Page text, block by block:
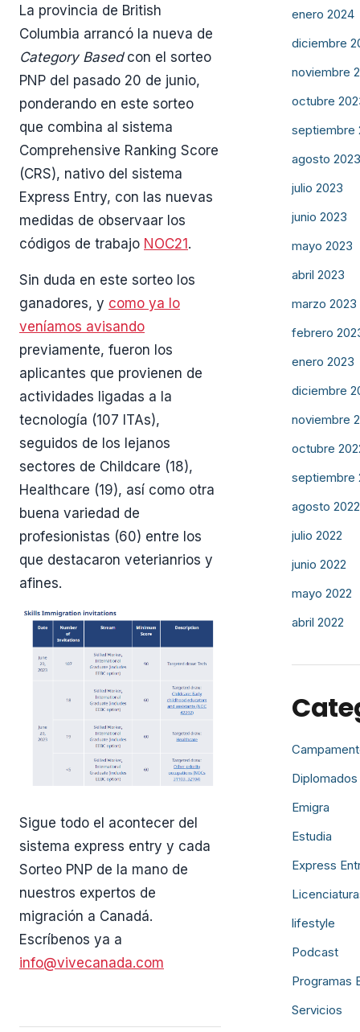
La provincia de British
Columbia arrancó la nueva de
Category Basedcon el sorteo
PNP del pasado 20 de junio,
ponderando en este sorteo
que combina al sistema
Comprehensive Ranking Score
(CRS), nativo del sistema
Express Entry, con las nuevas
medidas de observaar los
códigos de trabajo NOC21 .
Sin duda en este sorteo los
ganadores, y como ya lo
veníamos avisando
previamente, fueron los
aplicantes que provienen de
actividades ligadas a la
tecnología (107 ITAs),
seguidos de los lejanos
sectores de Childcare (18),
Healthcare (19), así como otra
buena variedad de
profesionistas (60) entre los
que destacaron veterianrios y
afines.
Sigue todo el acontecer del
sistema express entry y cada
Sorteo PNP de la mano de
nuestros expertos de
migración a Canadá.
Escríbenos ya a
info@vivecanada.com
enero 2024
diciembre
noviembre
octubre
septiembre
agosto 2023
julio 2023
junio 2023
mayo 2023
abril 2023
marzo 2023
febrero
enero 2023
diciembre
noviembre
octubre
septiembre
agosto 2022
julio 2022
junio 2022
mayo 2022
abril 2022
Diplomados
Emigra
Estudia
Express
lifestyle
Podcast
Programas
Servicios